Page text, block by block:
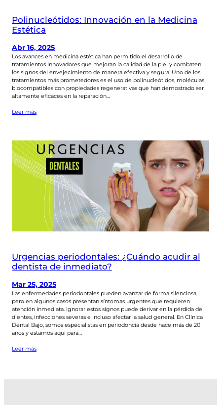
Polinucleótidos: Innovación en la Medicina
Estética
Abr 16, 2025
Los avances en medicina estética han permitido el desarrollo de
tratamientos innovadores que mejoran la calidad de la piel y combaten
los signos del envejecimiento de manera efectiva y segura. Uno de los
tratamientos más prometedores es el uso de polinucleótidos, moléculas
biocompatibles con propiedades regenerativas que han demostrado ser
altamente eficaces en la reparación…
Leer más
Urgencias periodontales: ¿Cuándo acudir al
dentista de inmediato?
Mar 25, 2025
Las enfermedades periodontales pueden avanzar de forma silenciosa,
pero en algunos casos presentan síntomas urgentes que requieren
atención inmediata. Ignorar estos signos puede derivar en la pérdida de
dientes, infecciones severas e incluso afectar la salud general. En Clínica
Dental Bajo, somos especialistas en periodoncia desde hace más de 20
años y estamos aquí para…
Leer más